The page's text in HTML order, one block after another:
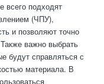
всего подходят
(ЧПУ),
и позволяют точно
важно выбрать
будут справляться с
материала. В